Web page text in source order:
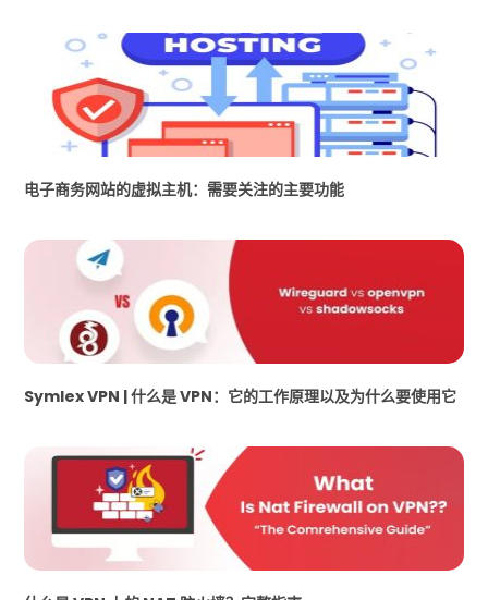
电子商务网站的虚拟主机：需要关注的主要功能
Symlex VPN | 什么是 VPN：它的工作原理以及为什么要使用它